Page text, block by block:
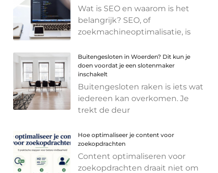
Wat is SEO en waarom is het
belangrijk? SEO, of
zoekmachineoptimalisatie, is
Buitengesloten in Woerden? Dit kun je
doen voordat je een slotenmaker
inschakelt
Buitengesloten raken is iets wat
iedereen kan overkomen. Je
trekt de deur
Hoe optimaliseer je content voor
zoekopdrachten
Content optimaliseren voor
zoekopdrachten draait niet om